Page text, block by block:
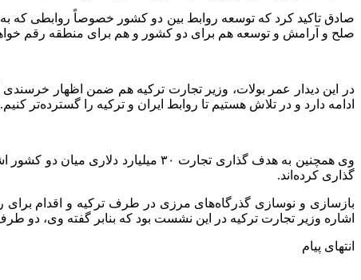
صادق تاکید کرد که توسعه روابط بین دو کشور خصوصاً روابطی که
صلح و آرامش و توسعه هم برای دو کشور و هم برای منطقه رقم
در این دیدار عمر بولات، وزیر تجارت ترکیه هم ضمن اظهار
ادامه دارد و در تلاش هستیم تا روابط ایران و ترکیه را گسترده‌تر کنیم.
گذاری کرده‌اند.
بازسازی و نوسازی گذرگاه‌های مرزی در طرف ترکیه و اقدام برای
اشاره وزیر تجارت ترکیه در این نشست بود که بنابر گفته وی، دو
انتهای پیام